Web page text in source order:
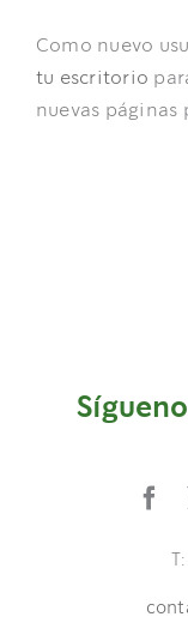
Como nuevo
tu escritorio
nuevas páginas